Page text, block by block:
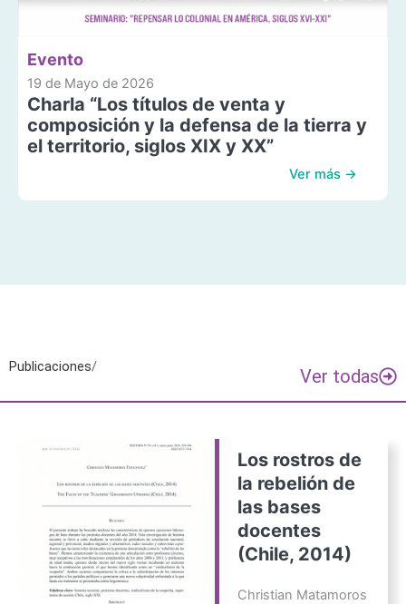
Evento
19 de Mayo de 2026
Charla “Los títulos de venta y
composición y la defensa de la tierra y
el territorio, siglos XIX y XX”
Ver más →
Publicaciones/ Ver todas
Los rostros de
la rebelión de
las bases
docentes
(Chile, 2014)
Christian Matamoros